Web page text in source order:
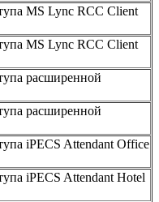
MS Lync RCC Client
MS Lync RCC Client
расширенной
расширенной
iPECS Attendant Office
iPECS Attendant Hotel